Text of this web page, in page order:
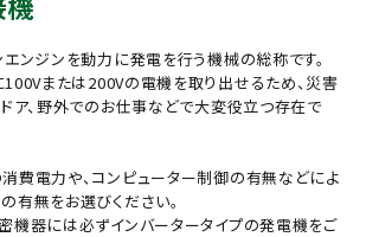
エンジンを動力に発電を行う機械の総称です。
または200Vの電機を取り出せるため、災害
ドア、野外でのお仕事などで大変役立つ存在で
費電力や、コンピューター制御の有無などによ
有無をお選びください。
機器には必ずインバータータイプの発電機をご